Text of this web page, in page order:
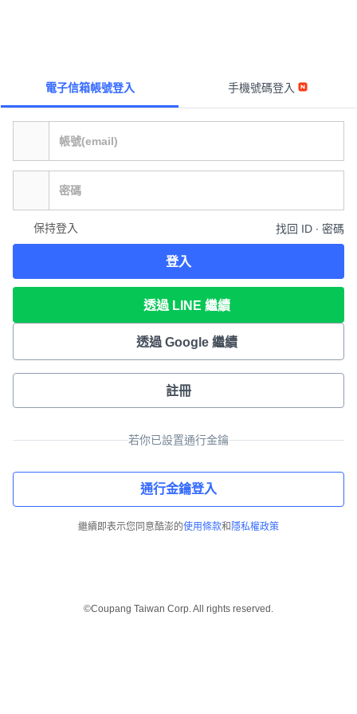
電子信箱帳號登入 手機號碼登入
保持登入 找回 ID ∙ 密碼
登入
透過 LINE 繼續
透過 Google 繼續
註冊
若你已設置通行金鑰
通行金鑰登入
繼續即表示您同意酷澎的使用條款和 隱私權政策
©Coupang Taiwan Corp. All rights reserved.